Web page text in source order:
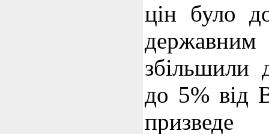
цін було
збільшили
до 5% від